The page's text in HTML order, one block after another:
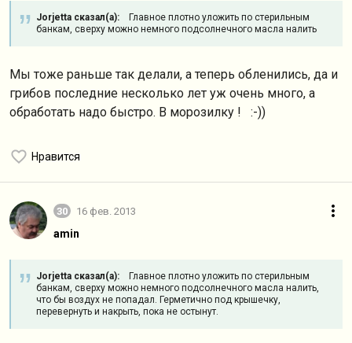
Jorjetta сказал(а): Главное плотно уложить по стерильным
банкам, сверху можно немного подсолнечного масла налить
Мы тоже раньше так делали, а теперь обленились, да и
грибов последние несколько лет уж очень много, а
обработать надо быстро. В морозилку ! :-))
Нравится
30 16 фев. 2013
amin
Jorjetta сказал(а): Главное плотно уложить по стерильным
банкам, сверху можно немного подсолнечного масла налить,
что бы воздух не попадал. Герметично под крышечку,
перевернуть и накрыть, пока не остынут.